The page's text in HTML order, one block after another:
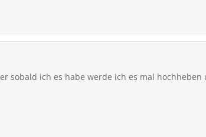
sobald ich es habe werde ich es mal